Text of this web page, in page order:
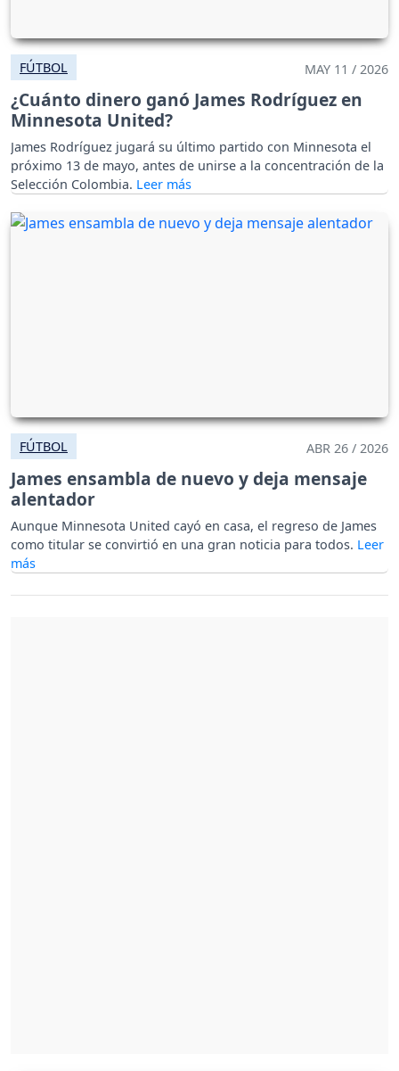
FÚTBOL MAY 11 / 2026
¿Cuánto dinero ganó James Rodríguez en
Minnesota United?
James Rodríguez jugará su último partido con Minnesota el
próximo 13 de mayo, antes de unirse a la concentración de la
Selección Colombia.
FÚTBOL ABR 26 / 2026
James ensambla de nuevo y deja mensaje
alentador
Aunque Minnesota United cayó en casa, el regreso de James
como titular se convirtió en una gran noticia para todos.